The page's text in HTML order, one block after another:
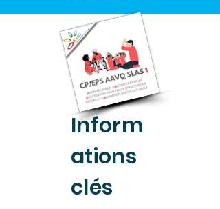
Inform
ations
clés